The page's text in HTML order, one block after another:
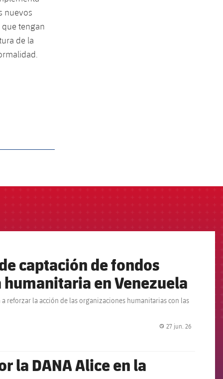
nuevos
que tengan
de la
captación de fondos
en Venezuela
reforzar la acción de las organizaciones humanitarias con las
27 jun. 26
la DANA Alice en la